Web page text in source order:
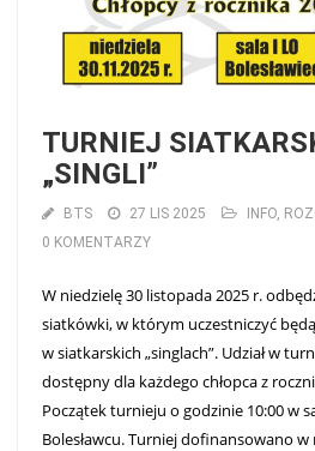
TURNIEJ
„SINGLI”
BTS 27 LIS 2025 INFO
0 KOMENTARZY
W niedzielę 30 listopada 2025 r.
siatkówki, w którym uczestniczyć
w siatkarskich „singlach”. Udział w
dostępny dla każdego chłopca z
Początek turnieju o godzinie 10:00 w
Bolesławcu. Turniej dofinansowano